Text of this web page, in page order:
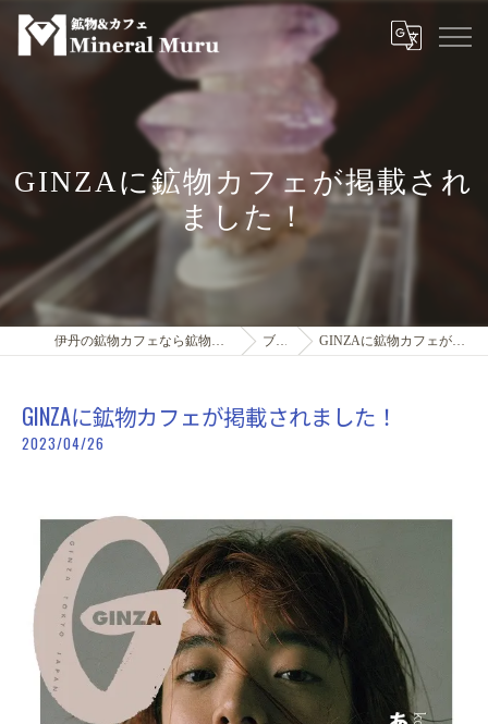
GINZAに鉱物カフェが掲載され
ました！
伊丹の鉱物カフェなら鉱物＆カフェMineral Muru ブログ GINZAに鉱物カフェが掲載されました！
GINZAに鉱物カフェが掲載されました！
2023/04/26